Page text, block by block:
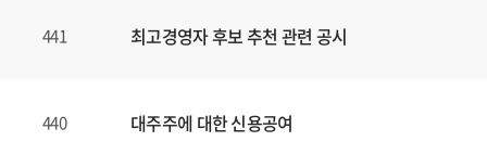
441 최고경영자 후보 추천 관련 공시
440 대주주에 대한 신용공여